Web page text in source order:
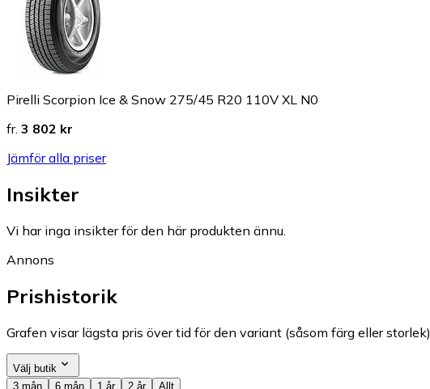
Pirelli Scorpion Ice & Snow 275/45 R20 110V XL N0
fr. 3 802 kr
Jämför alla priser
Insikter
Vi har inga insikter för den här produkten ännu.
Annons
Prishistorik
Grafen visar lägsta pris över tid för den variant (såsom färg eller
Välj butik
3 mån
6 mån 1 år 2 år Allt